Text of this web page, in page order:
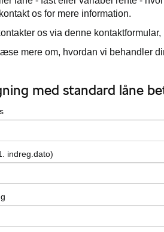
os for mere information.
os via denne
mere om, hvordan vi behandler
med standard låne
indreg.dato)